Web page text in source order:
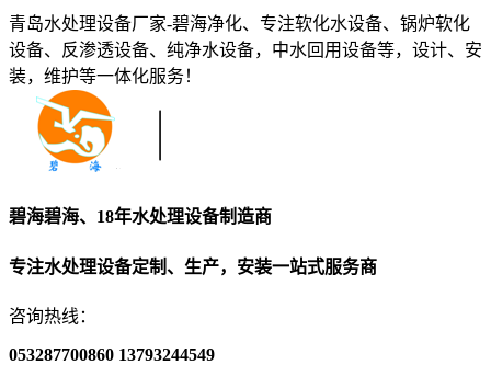
青岛水处理设备厂家-碧海净化、专注软化水设备、锅炉软化
设备、反渗透设备、纯净水设备，中水回用设备等，设计、安
装，维护等一体化服务！
碧海碧海、18年水处理设备制造商
专注水处理设备定制、生产，安装一站式服务商
咨询热线：
053287700860 13793244549